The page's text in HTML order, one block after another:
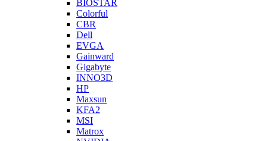
BIOSTAR
Colorful
CBR
Dell
EVGA
Gainward
Gigabyte
INNO3D
HP
Maxsun
KFA2
MSI
Matrox